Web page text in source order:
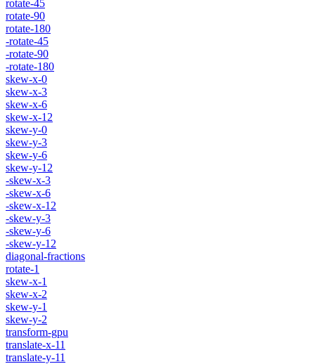
rotate-45
rotate-90
rotate-180
-rotate-45
-rotate-90
-rotate-180
skew-x-0
skew-x-3
skew-x-6
skew-x-12
skew-y-0
skew-y-3
skew-y-6
skew-y-12
-skew-x-3
-skew-x-6
-skew-x-12
-skew-y-3
-skew-y-6
-skew-y-12
diagonal-fractions
rotate-1
skew-x-1
skew-x-2
skew-y-1
skew-y-2
transform-gpu
translate-x-11
translate-y-11